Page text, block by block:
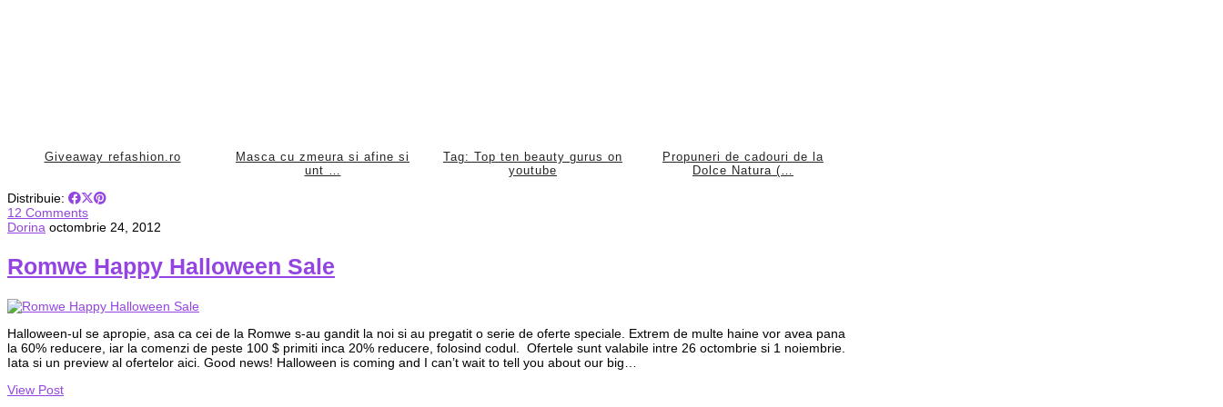
Giveaway refashion.ro
Masca cu zmeura si afine si
unt …
Tag: Top ten beauty gurus on
youtube
Propuneri de cadouri de la
Dolce Natura (…
Distribuie:
12 Comments
Dorina octombrie 24, 2012
Romwe Happy Halloween Sale
Halloween-ul se apropie, asa ca cei de la Romwe s-au gandit la noi si au pregatit o serie de oferte speciale. Extrem de multe haine vor avea pana
la 60% reducere, iar la comenzi de peste 100 $ primiti inca 20% reducere, folosind codul. Ofertele sunt valabile intre 26 octombrie si 1 noiembrie.
Iata si un preview al ofertelor aici. Good news! Halloween is coming and I can’t wait to tell you about our big…
View Post